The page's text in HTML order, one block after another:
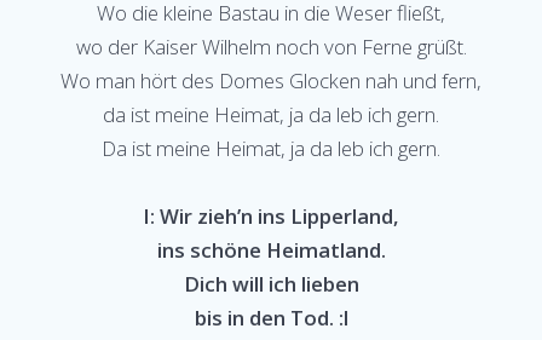
Wo die kleine Bastau in die Weser fließt,
wo der Kaiser Wilhelm noch von Ferne grüßt.
Wo man hört des Domes Glocken nah und fern,
da ist meine Heimat, ja da leb ich gern.
Da ist meine Heimat, ja da leb ich gern.
I: Wir zieh’n ins Lipperland,
ins schöne Heimatland.
Dich will ich lieben
bis in den Tod. :l